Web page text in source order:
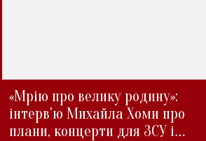
«Мрію про велику родину»:
інтерв'ю Михайла Хоми про
плани, концерти для ЗСУ і